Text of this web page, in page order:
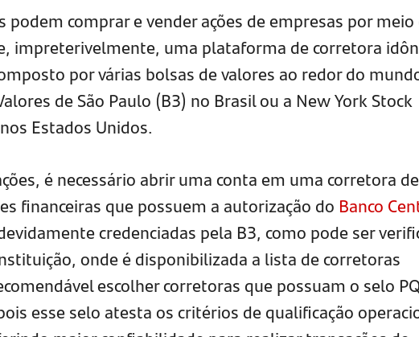
podem comprar e vender ações de empresas por meio
impreterivelmente, uma plataforma de corretora
por várias bolsas de valores ao redor do
de São Paulo (B3) no Brasil ou a New York Stock
Estados Unidos.
é necessário abrir uma conta em uma corretora de
financeiras que possuem a autorização do Banco
credenciadas pela B3, como pode ser
onde é disponibilizada a lista de corretoras
escolher corretoras que possuam o selo
esse selo atesta os critérios de qualificação